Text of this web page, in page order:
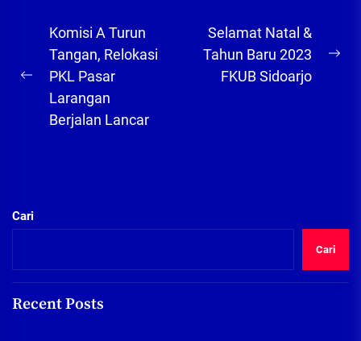
Navigasi
pos
Previous
post:
Komisi A Turun
Tangan, Relokasi
PKL Pasar
Larangan
Berjalan Lancar
Selamat Natal &
Tahun Baru 2023
FKUB Sidoarjo
Cari
Cari
Recent Posts